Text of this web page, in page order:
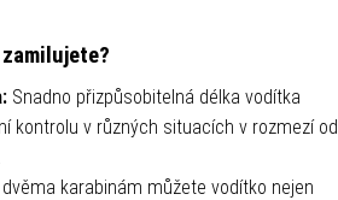
Snadno přizpůsobitelná délka vodítka
kontrolu v různých situacích v rozmezí od
dvěma karabinám můžete vodítko nejen